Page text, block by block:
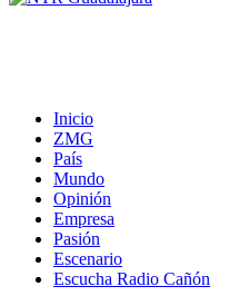
Inicio
ZMG
País
Mundo
Opinión
Empresa
Pasión
Escenario
Escucha Radio Cañón